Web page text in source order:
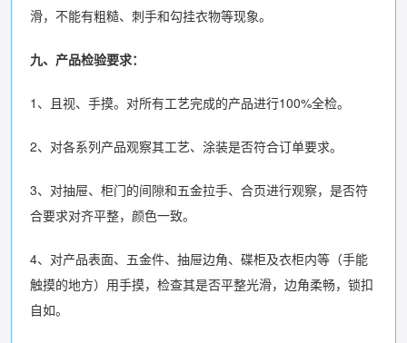
滑，不能有粗糙、刺手和勾挂衣物等现象。
九、产品检验要求：
1、且视、手摸。对所有工艺完成的产品进行100%全检。
2、对各系列产品观察其工艺、涂装是否符合订单要求。
3、对抽屉、柜门的间隙和五金拉手、合页进行观察，是否符
合要求对齐平整，颜色一致。
4、对产品表面、五金件、抽屉边角、碟柜及衣柜内等（手能
触摸的地方）用手摸，检查其是否平整光滑，边角柔畅，锁扣
自如。